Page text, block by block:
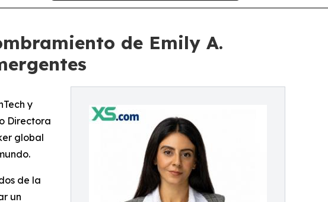
de Emily A.
y
Directora
global
de la
un